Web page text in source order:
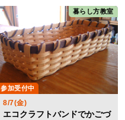
暮らし方教室
参加受付中
8/7(金)
エコクラフトバンドでかごづ